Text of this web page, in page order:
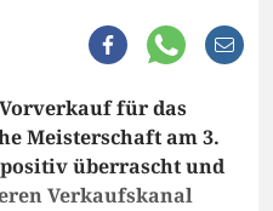
für das
Meisterschaft am 3.
überrascht und
Verkaufskanal